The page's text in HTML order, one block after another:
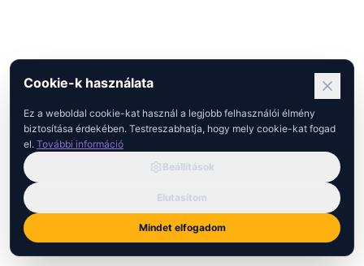
Cookie-k használata
Ez a weboldal cookie-kat használ a legjobb felhasználói élmény
biztosítása érdekében. Testreszabhatja, hogy mely cookie-kat fogad
el. További információ
Beállítások
Elutasítom
Mindet elfogadom